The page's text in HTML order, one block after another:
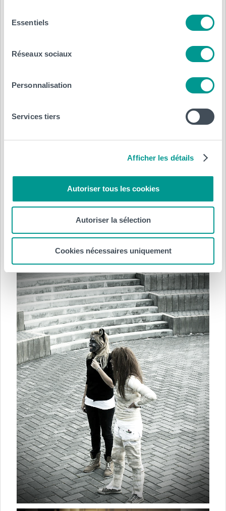
Essentiels
Réseaux sociaux
Personnalisation
Services tiers
Afficher les détails
Autoriser tous les cookies
Autoriser la sélection
Cookies nécessaires uniquement